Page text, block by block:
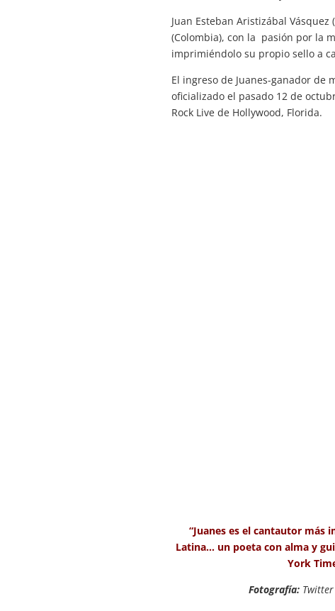
Juan Esteban Aristizábal
(Colombia), con la pasión por la
imprimiéndolo su propio sello a
El ingreso de Juanes-ganador de
oficializado el pasado 12 de
Rock Live de Hollywood, Florida.
“Juanes es el cantautor más
Latina… un poeta con alma y
York
Fotografía: